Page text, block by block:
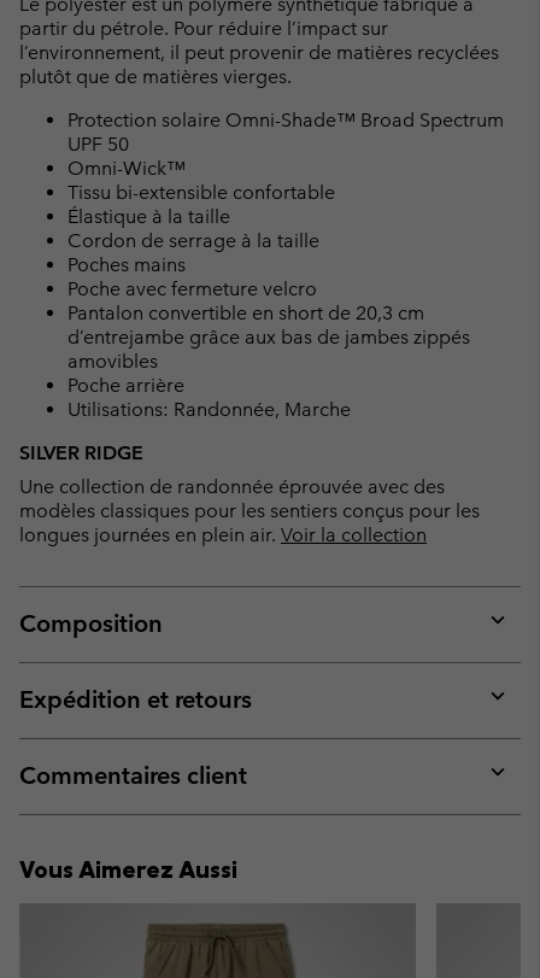
partir du pétrole. Pour réduire l’impact sur
l’environnement, il peut provenir de matières recyclées
plutôt que de matières vierges.
Protection solaire Omni-Shade™ Broad Spectrum
UPF 50
Omni-Wick™
Tissu bi-extensible confortable
Élastique à la taille
Cordon de serrage à la taille
Poches mains
Poche avec fermeture velcro
Pantalon convertible en short de 20,3 cm
d’entrejambe grâce aux bas de jambes zippés
amovibles
Poche arrière
Utilisations: Randonnée, Marche
SILVER RIDGE
Une collection de randonnée éprouvée avec des
modèles classiques pour les sentiers conçus pour les
longues journées en plein air. Voir la collection
Composition
or
Expédition et retours
or
Commentaires client
or
Vous Aimerez Aussi